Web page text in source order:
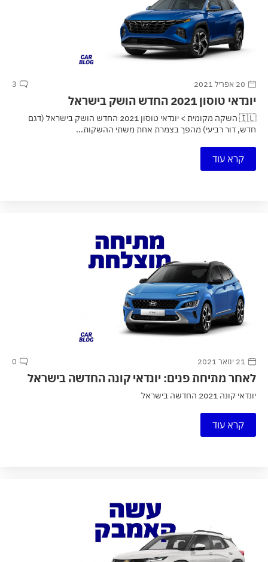
20 אפריל 2021 3
יונדאי טוסון 2021 החדש הושק בישראל
🇮🇱 השקה מקומית > יונדאי טוסון 2021 החדש הושק בישראל (דגם
חדש, דור רביעי) מהפך בצמרת אחת משתי ההשקות...
קרא עוד
21 ינואר 2021 0
לאחר מתיחת פנים: יונדאי קונה החדשה בישראל
יונדאי קונה 2021 החדשה בישראל
קרא עוד